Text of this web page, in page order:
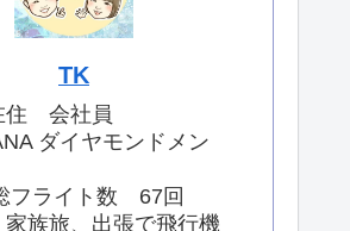
TK
住 会社員
ダイヤモンドメン
フライト数 67回
家族旅、出張で飛行機